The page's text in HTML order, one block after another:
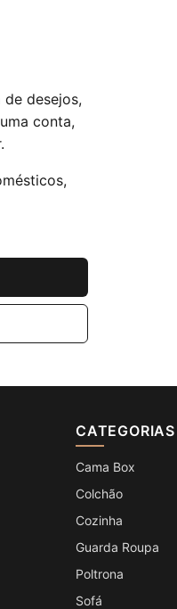
desejos,
conta,
CATEGORIAS
Cama Box
Colchão
Cozinha
Guarda Roupa
Poltrona
Sofá